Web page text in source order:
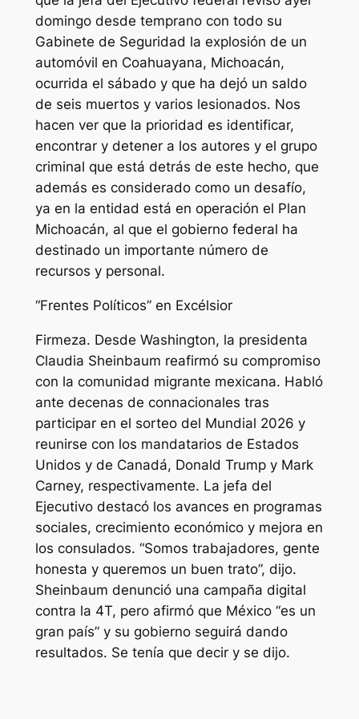
domingo desde temprano con todo su
Gabinete de Seguridad la explosión de un
automóvil en Coahuayana, Michoacán,
ocurrida el sábado y que ha dejó un saldo
de seis muertos y varios lesionados. Nos
hacen ver que la prioridad es identificar,
encontrar y detener a los autores y el grupo
criminal que está detrás de este hecho, que
además es considerado como un desafío,
ya en la entidad está en operación el Plan
Michoacán, al que el gobierno federal ha
destinado un importante número de
recursos y personal.
“Frentes Políticos” en Excélsior
Firmeza. Desde Washington, la presidenta
Claudia Sheinbaum reafirmó su compromiso
con la comunidad migrante mexicana. Habló
ante decenas de connacionales tras
participar en el sorteo del Mundial 2026 y
reunirse con los mandatarios de Estados
Unidos y de Canadá, Donald Trump y Mark
Carney, respectivamente. La jefa del
Ejecutivo destacó los avances en programas
sociales, crecimiento económico y mejora en
los consulados. “Somos trabajadores, gente
honesta y queremos un buen trato”, dijo.
Sheinbaum denunció una campaña digital
contra la 4T, pero afirmó que México “es un
gran país” y su gobierno seguirá dando
resultados. Se tenía que decir y se dijo.